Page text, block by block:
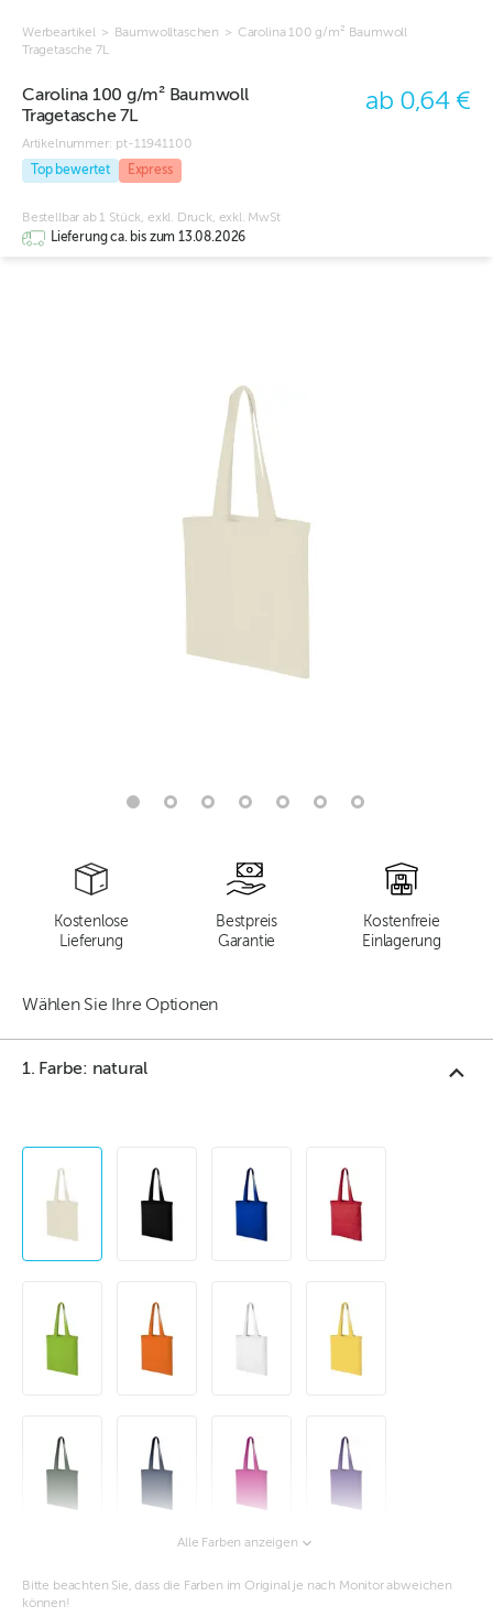
Werbeartikel > Baumwolltaschen > Carolina 100 g/m² Baumwoll
Tragetasche 7L
Carolina 100 g/m² Baumwoll
Tragetasche 7L
Artikelnummer: pt-11941100
Top bewertet
Express
ab 0,64 €
Bestellbar ab 1 Stück, exkl. Druck, exkl. MwSt
Lieferung ca. bis zum 13.08.2026
Kostenlose
Lieferung
Bestpreis
Garantie
Kostenfreie
Einlagerung
Wählen Sie Ihre Optionen
1. Farbe: natural
Alle Farben anzeigen
Bitte beachten Sie, dass die Farben im Original je nach Monitor abweichen
können!